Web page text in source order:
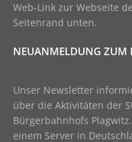
Web-Link zur Webseite
Seitenrand unten.
NEUANMELDUNG ZUM
Unser Newsletter
über die Aktivitäten der
Bürgerbahnhofs
einem Server in